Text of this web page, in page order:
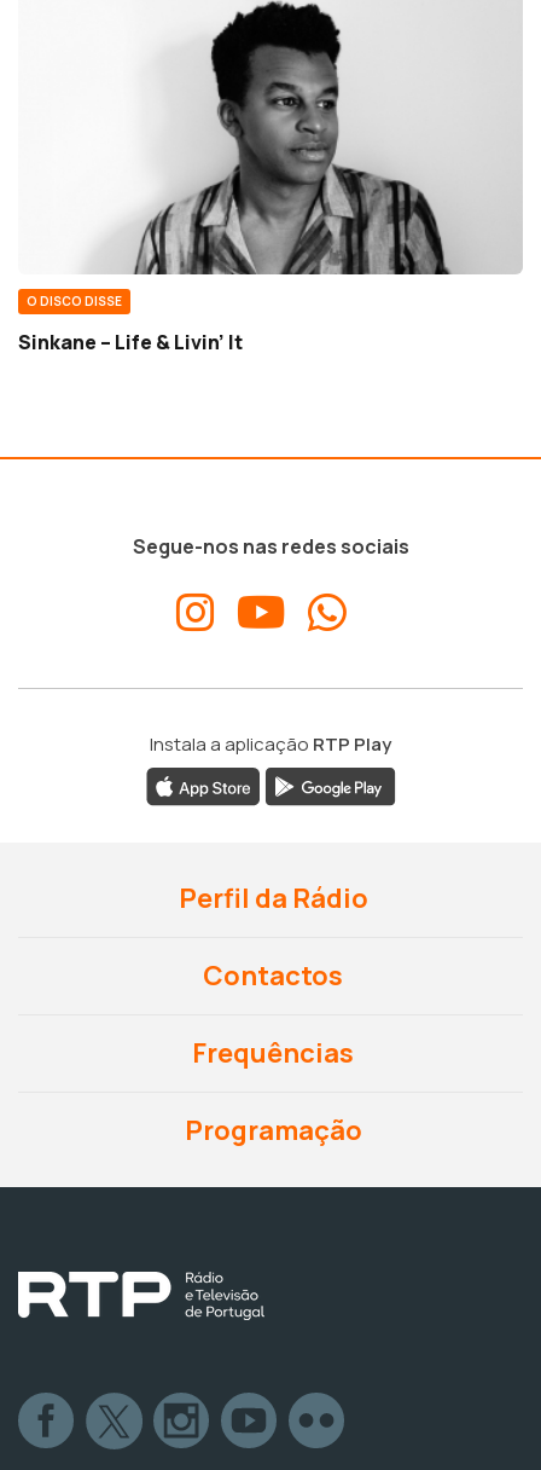
O DISCO DISSE
Sinkane – Life & Livin’ It
Segue-nos nas redes sociais
Instala a aplicação RTP Play
Perfil da Rádio
Contactos
Frequências
Programação